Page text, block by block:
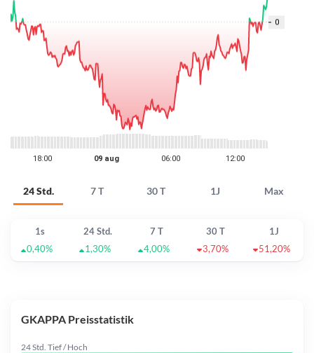
24 Std. 7 T 30 T 1J Max
1s 24 Std. 7 T 30 T
1J
0,40%
1,30% 4,00% 3,70% 51,20%
GKAPPA Preisstatistik
24 Std. Tief / Hoch